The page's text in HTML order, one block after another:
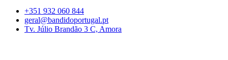
+351 932 060 844
geral@bandidoportugal.pt
Tv. Júlio Brandão 3 C, Amora